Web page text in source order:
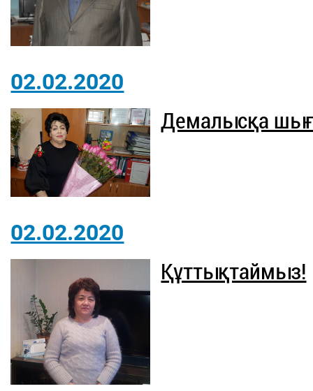
02.02.2020
Демалысқа
02.02.2020
Құттықтаймыз!